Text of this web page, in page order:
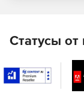
Статусы от